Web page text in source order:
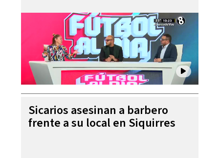
Sicarios asesinan a barbero
frente a su local en Siquirres